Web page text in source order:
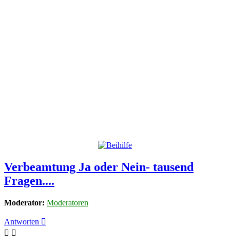
Verbeamtung Ja oder Nein- tausend
Fragen....
Moderator: Moderatoren
Antworten